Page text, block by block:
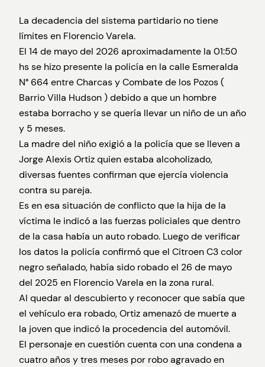
La decadencia del sistema partidario no tiene
límites en Florencio Varela.
El 14 de mayo del 2026 aproximadamente la 01:50
hs se hizo presente la policía en la calle Esmeralda
N° 664 entre Charcas y Combate de los Pozos (
Barrio Villa Hudson ) debido a que un hombre
estaba borracho y se quería llevar un niño de un año
y 5 meses.
La madre del niño exigió a la policía que se lleven a
Jorge Alexis Ortiz quien estaba alcoholizado,
diversas fuentes confirman que ejercía violencia
contra su pareja.
Es en esa situación de conflicto que la hija de la
víctima le indicó a las fuerzas policiales que dentro
de la casa había un auto robado. Luego de verificar
los datos la policía confirmó que el Citroen C3 color
negro señalado, había sido robado el 26 de mayo
del 2025 en Florencio Varela en la zona rural.
Al quedar al descubierto y reconocer que sabía que
el vehículo era robado, Ortiz amenazó de muerte a
la joven que indicó la procedencia del automóvil.
El personaje en cuestión cuenta con una condena a
cuatro años y tres meses por robo agravado en